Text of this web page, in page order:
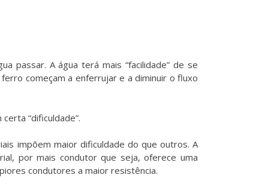
passar. A água terá mais “facilidade” de se
começam a enferrujar e a diminuir o fluxo
“dificuldade”.
impõem maior dificuldade do que outros. A
por mais condutor que seja, oferece uma
condutores a maior resistência.